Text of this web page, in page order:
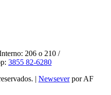
206 o 210 /
3855 82-6280
Newseverpor AF